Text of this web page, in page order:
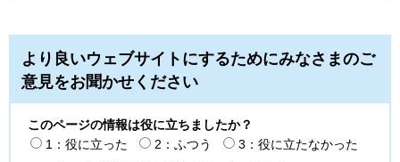
より良いウェブサイトにするためにみなさまのご
意見をお聞かせください
このページの情報は役に立ちましたか？
1：役に立った
2：ふつう
3：役に立たなかった